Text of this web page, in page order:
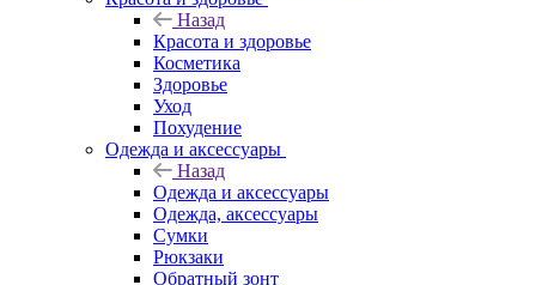
Назад
Красота и здоровье
Косметика
Здоровье
Уход
Похудение
Одежда и аксессуары
Назад
Одежда и аксессуары
Одежда, аксессуары
Сумки
Рюкзаки
Обратный зонт